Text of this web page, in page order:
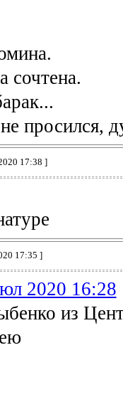
сочтена.
просился,
17:38 ]
17:35 ]
2020 16:28
из